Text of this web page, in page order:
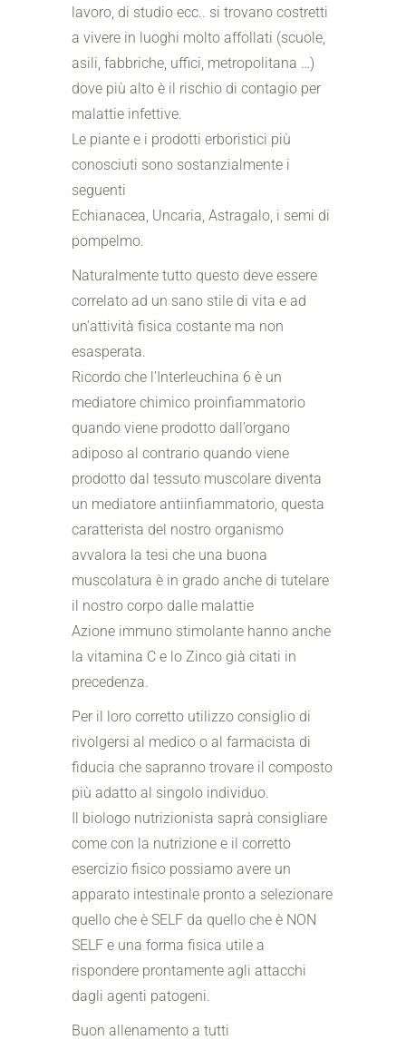
lavoro, di studio ecc.. si trovano costretti
a vivere in luoghi molto affollati (scuole,
asili, fabbriche, uffici, metropolitana …)
dove più alto è il rischio di contagio per
malattie infettive.
Le piante e i prodotti erboristici più
conosciuti sono sostanzialmente i
seguenti
Echianacea, Uncaria, Astragalo, i semi di
pompelmo.
Naturalmente tutto questo deve essere
correlato ad un sano stile di vita e ad
un’attività fisica costante ma non
esasperata.
Ricordo che l’Interleuchina 6 è un
mediatore chimico proinfiammatorio
quando viene prodotto dall’organo
adiposo al contrario quando viene
prodotto dal tessuto muscolare diventa
un mediatore antiinfiammatorio, questa
caratterista del nostro organismo
avvalora la tesi che una buona
muscolatura è in grado anche di tutelare
il nostro corpo dalle malattie
Azione immuno stimolante hanno anche
la vitamina C e lo Zinco già citati in
precedenza.
Per il loro corretto utilizzo consiglio di
rivolgersi al medico o al farmacista di
fiducia che sapranno trovare il composto
più adatto al singolo individuo.
Il biologo nutrizionista saprà consigliare
come con la nutrizione e il corretto
esercizio fisico possiamo avere un
apparato intestinale pronto a selezionare
quello che è SELF da quello che è NON
SELF e una forma fisica utile a
rispondere prontamente agli attacchi
dagli agenti patogeni.
Buon allenamento a tutti